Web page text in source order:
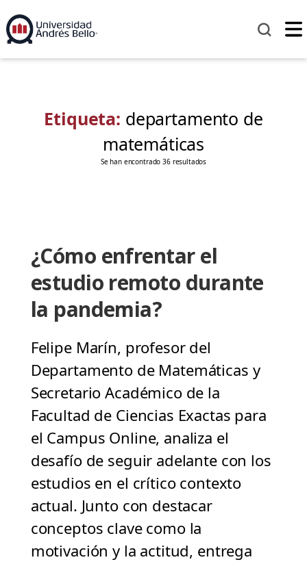
Etiqueta: departamento de
matemáticas
Se han encontrado 36 resultados
¿Cómo enfrentar el
estudio remoto durante
la pandemia?
Felipe Marín, profesor del
Departamento de Matemáticas y
Secretario Académico de la
Facultad de Ciencias Exactas para
el Campus Online, analiza el
desafío de seguir adelante con los
estudios en el crítico contexto
actual. Junto con destacar
conceptos clave como la
motivación y la actitud, entrega